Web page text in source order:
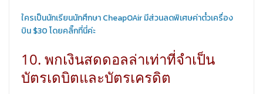
ใครเป็นนักเรียนนักศึกษา CheapOAir มีส่วนลดพิเศษค่าตํ๋วเครื่อง
บิน $30 โดยคลิ๊กที่นี่ค่ะ
10. พกเงินสดดอลล่าเท่าที่จำเป็น
บัตรเดบิตและบัตรเครดิต